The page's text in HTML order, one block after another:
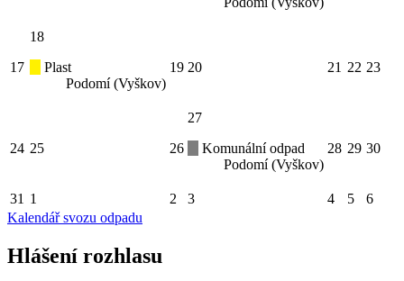
17
18
Plast
Podomí (Vyškov)
19 20 21 22 23
24 25 26
27
Komunální odpad
Podomí (Vyškov)
28 29 30
31 1 2 3 4 5
6
Kalendář svozu odpadu
Hlášení rozhlasu